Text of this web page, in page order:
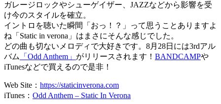
ガレージロックやシューゲイザー、JAZZなどから影響を受
け今のスタイルを確立。
イントロを聴いた瞬間「おっ！？」って思うことありますよ
ね「Static in verona」はまさにそんな感じでした。
どの曲も切ないメロディで大好きです。8月28日には3rdアル
バム
「Odd Anthem」 がリリースされます！ BANDCAMPや
iTunesなどで買えるので是非！
Web Site： https://staticinverona.com
iTunes： Odd Anthem – Static In Verona